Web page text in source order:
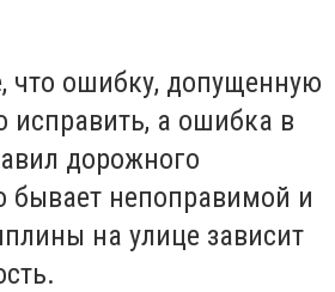
что ошибку, допущенную
исправить, а ошибка в
дорожного
бывает непоправимой и
на улице зависит